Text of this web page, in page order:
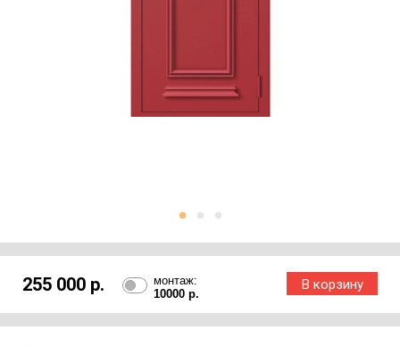
255 000 р.
монтаж:
10000 р.